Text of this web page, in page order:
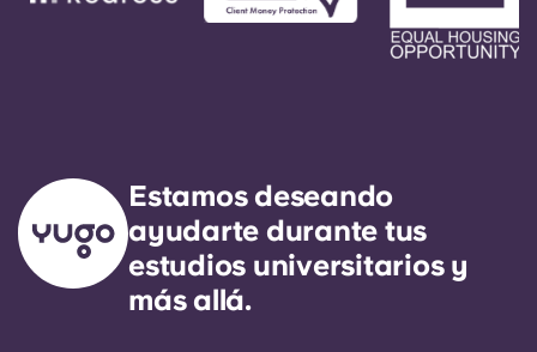
Estamos deseando
ayudarte durante tus
estudios universitarios y
más allá.